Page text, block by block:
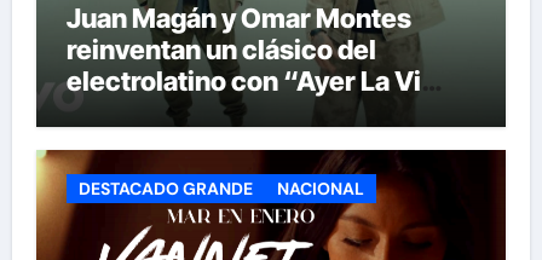
Juan Magán y Omar Montes
reinventan un clásico del
electrolatino con “Ayer La Vi
(BPA26)”
DESTACADO GRANDE NACIONAL